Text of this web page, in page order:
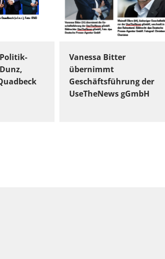
Vanessa Bitter
übernimmt
Geschäftsführung der
UseTheNews gGmbH